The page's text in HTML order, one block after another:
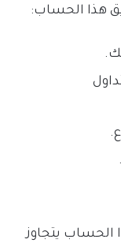
هذا الحساب:
الحساب يتجاوز